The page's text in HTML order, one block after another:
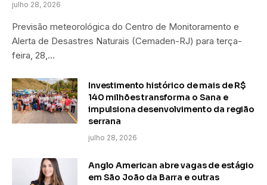
julho 28, 2026
Previsão meteorológica do Centro de Monitoramento e
Alerta de Desastres Naturais (Cemaden-RJ) para terça-
feira, 28,…
Investimento histórico de mais de R$
140 milhões transforma o Sana e
impulsiona desenvolvimento da região
serrana
julho 28, 2026
Anglo American abre vagas de estágio
em São João da Barra e outras